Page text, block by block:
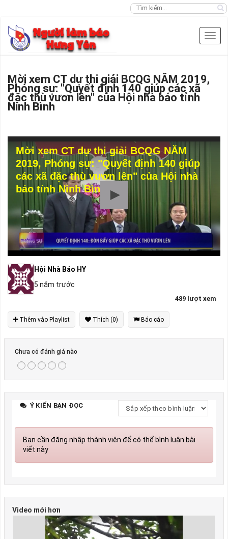
Mời xem CT dự thi giải BCQG NĂM 2019,
Phóng sự: "Quyết định 140 giúp các xã
đặc thù vươn lên" của Hội nhà báo tỉnh
Ninh Bình
Mời xem CT dự thi giải BCQG NĂM
2019, Phóng sự: "Quyết định 140 giúp
các xã đặc thù vươn lên" của Hội nhà
báo tỉnh Ninh Bình
Hội Nhà Báo HY
5 năm trước
489 lượt xem
Thêm vào Playlist Thích (0) Báo cáo
Chưa có đánh giá nào
Ý KIẾN BẠN ĐỌC
Bạn cần đăng nhập thành viên để có thể bình luận bài
viết này
Video mới hơn